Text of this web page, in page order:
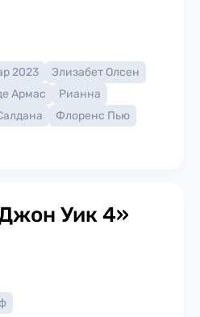
2023
Элизабет Олсен
Армас
Рианна
Флоренс Пью
Уик 4»